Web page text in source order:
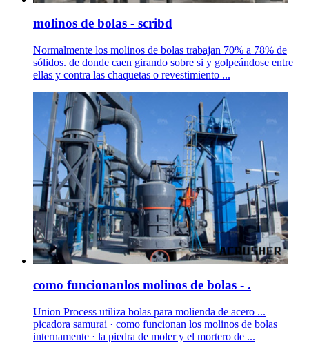
molinos de bolas - scribd
Normalmente los molinos de bolas trabajan 70% a 78% de
sólidos. de donde caen girando sobre si y golpeándose entre
ellas y contra las chaquetas o revestimiento ...
como funcionanlos molinos de bolas - .
Union Process utiliza bolas para molienda de acero ...
picadora samurai · como funcionan los molinos de bolas
internamente · la piedra de moler y el mortero de ...